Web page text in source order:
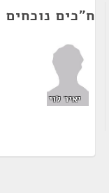
ח"כים נוכחים
יאיר לוי